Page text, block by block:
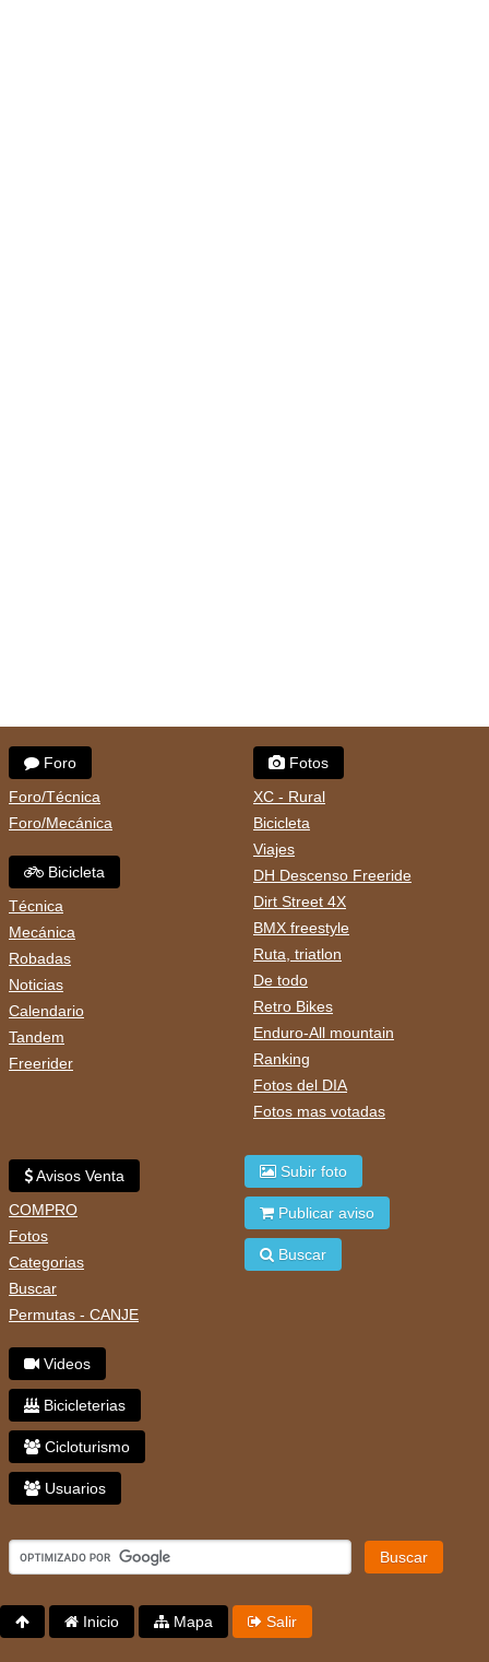
Foro
Foro/Técnica
Foro/Mecánica
Bicicleta
Técnica
Mecánica
Robadas
Noticias
Calendario
Tandem
Freerider
Fotos
XC - Rural
Bicicleta
Viajes
DH Descenso Freeride
Dirt Street 4X
BMX freestyle
Ruta, triatlon
De todo
Retro Bikes
Enduro-All mountain
Ranking
Fotos del DIA
Fotos mas votadas
Avisos Venta
COMPRO
Fotos
Categorias
Buscar
Permutas - CANJE
Videos
Bicicleterias
Cicloturismo
Usuarios
Subir foto
Publicar aviso
Buscar
Buscar
Inicio Mapa Salir